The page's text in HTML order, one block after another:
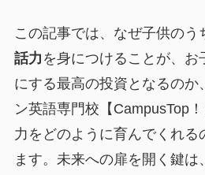
この記事では、なぜ子供のう
話力 を身につけることが、お
にする最高の投資となるのか
ン英語専門校【CampusTop
力をどのように育んでくれる
ます。未来への扉を開く鍵